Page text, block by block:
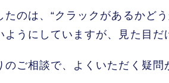
のは、“クラックがあるかど
ようにしていますが、見た目だ
ご相談で、よくいただく疑問